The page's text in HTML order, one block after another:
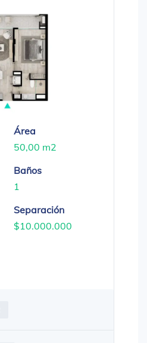
Área
50,00 m2
Baños
1
Separación
$10.000.000